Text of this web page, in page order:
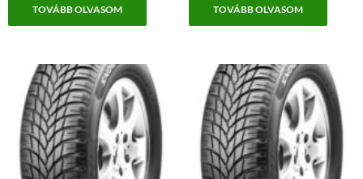
TOVÁBB OLVASOM TOVÁBB OLVASOM